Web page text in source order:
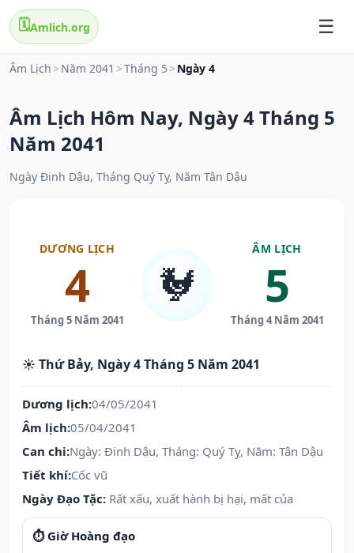
🗓️Amlich.org
Âm Lịch > Năm 2041 >Tháng 5 > Ngày 4
Âm Lịch Hôm Nay, Ngày 4 Tháng 5
Năm 2041
Ngày Đinh Dậu, Tháng Quý Tỵ, Năm Tân Dậu
DƯƠNG LỊCH
4
Tháng 5 Năm 2041
🐓
ÂM LỊCH
5
Tháng 4 Năm 2041
☀️ Thứ Bảy, Ngày 4 Tháng 5 Năm 2041
Dương lịch:04/05/2041
Âm lịch:05/04/2041
Can chi:Ngày: Đinh Dậu, Tháng: Quý Tỵ, Năm: Tân Dậu
Tiết khí:Cốc vũ
Ngày Đạo Tặc: Rất xấu, xuất hành bị hại, mất của
⏱️ Giờ Hoàng đạo